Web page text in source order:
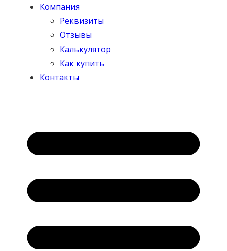
Компания
Реквизиты
Отзывы
Калькулятор
Как купить
Контакты